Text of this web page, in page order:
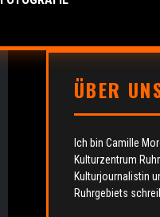
ÜBER
Ich bin Camille
Kulturzentrum
Kulturjournalistin
Ruhrgebiets